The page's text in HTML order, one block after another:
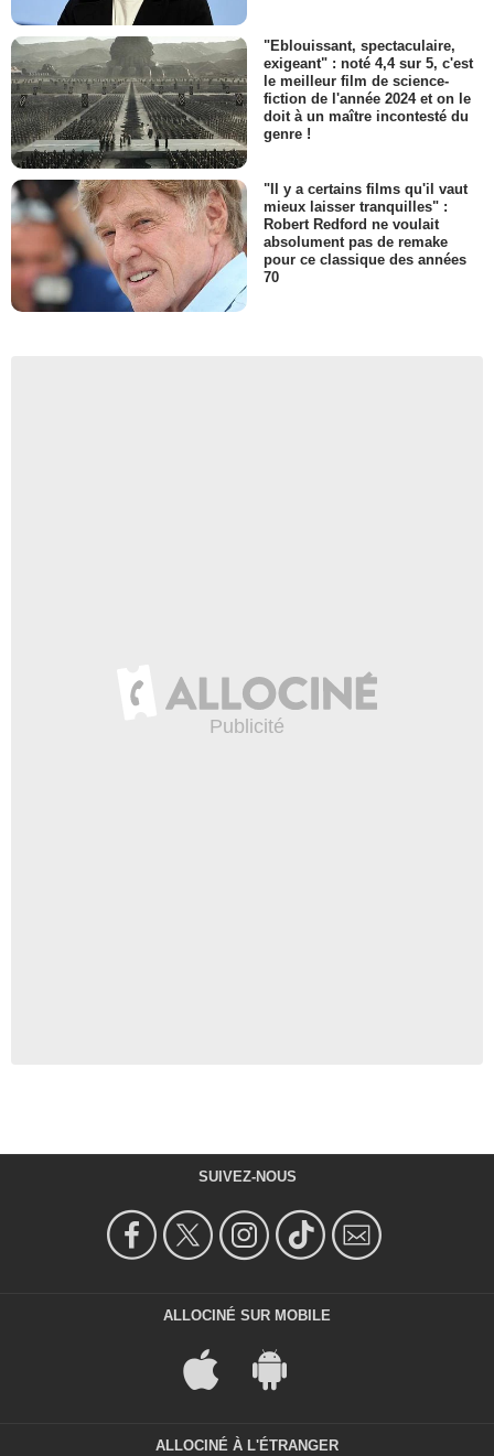
"Eblouissant, spectaculaire,
exigeant" : noté 4,4 sur 5, c'est
le meilleur film de science-
fiction de l'année 2024 et on le
doit à un maître incontesté du
genre !
"Il y a certains films qu'il vaut
mieux laisser tranquilles" :
Robert Redford ne voulait
absolument pas de remake
pour ce classique des années
70
SUIVEZ-NOUS
ALLOCINÉ SUR MOBILE
ALLOCINÉ À L'ÉTRANGER